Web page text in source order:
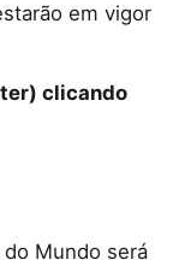
em vigor
clicando
Mundo será